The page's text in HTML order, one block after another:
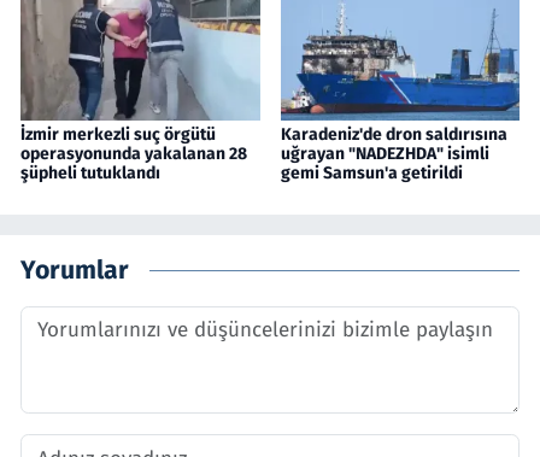
İzmir merkezli suç örgütü
operasyonunda yakalanan 28
şüpheli tutuklandı
Karadeniz'de dron saldırısına
uğrayan "NADEZHDA" isimli
gemi Samsun'a getirildi
Yorumlar